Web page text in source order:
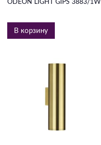
ODEON LIGHT GIPS 3883/1W
В корзину